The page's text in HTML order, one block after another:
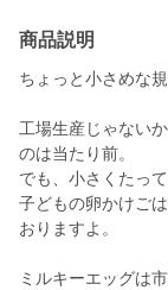
商品説明
ちょっと小さめな
工場生産じゃない
のは当たり前。
でも、小さくたっ
子どもの卵かけご
おりますよ。
ミルキーエッグは